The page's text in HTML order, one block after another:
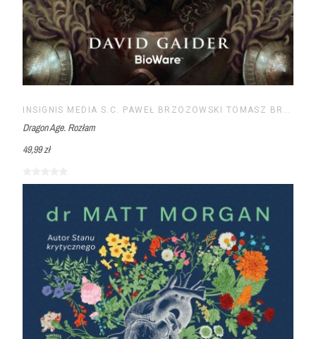
Dragon Age. Rozłam
49,99 zł